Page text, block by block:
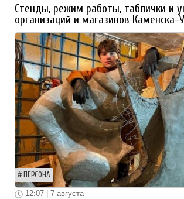
Стенды, режим работы, таблички и
организаций и магазинов Каменска-
ПЕРСОНА
12:07 | 7 августа